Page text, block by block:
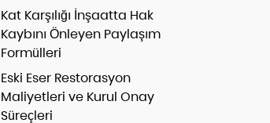
Kat Karşılığı İnşaatta Hak
Kaybını Önleyen Paylaşım
Formülleri
Eski Eser Restorasyon
Maliyetleri ve Kurul Onay
Süreçleri